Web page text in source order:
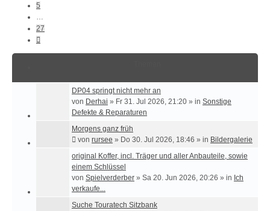
5
27
DP04 springt nicht mehr an
von Derhai » Fr 31. Jul 2026, 21:20 » in Sonstige
Defekte & Reparaturen
Morgens ganz früh
von rursee » Do 30. Jul 2026, 18:46 » in Bildergalerie
original Koffer, incl. Träger und aller Anbauteile, sowie
einem Schlüssel
von Spielverderber » Sa 20. Jun 2026, 20:26 » in Ich
verkaufe...
Suche Touratech Sitzbank